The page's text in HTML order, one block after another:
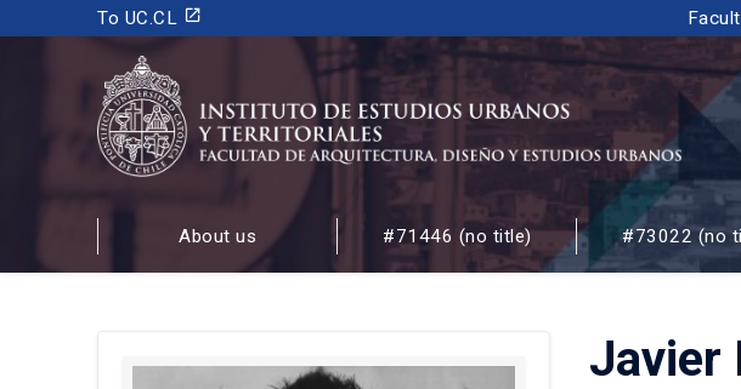
To UC.CL launch
INSTITUTO DE ESTUDIOS URBANOS
Y TERRITORIALES
FACULTAD DE ARQUITECTURA, DISEÑO Y ESTUDIOS URBANOS
About us #71446 (no title) #73022 (no
Javier